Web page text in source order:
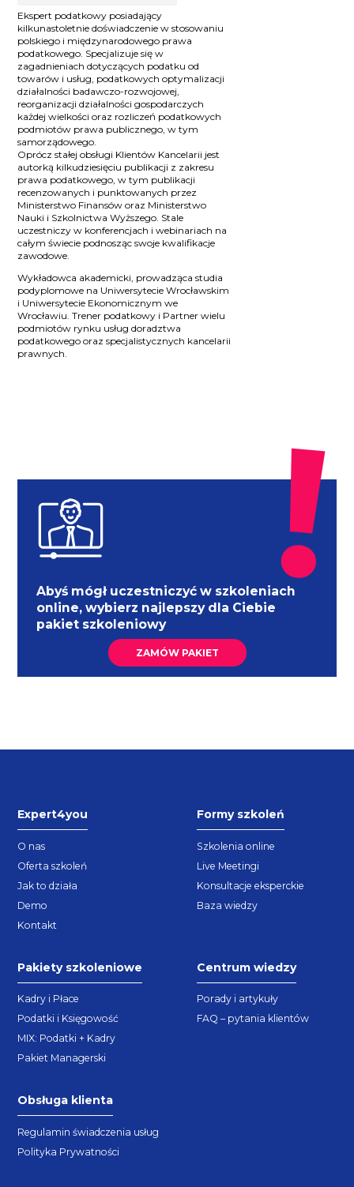
Ekspert podatkowy posiadający
kilkunastoletnie doświadczenie w stosowaniu
polskiego i międzynarodowego prawa
podatkowego. Specjalizuje się w
zagadnieniach dotyczących podatku od
towarów i usług, podatkowych optymalizacji
działalności badawczo-rozwojowej,
reorganizacji działalności gospodarczych
każdej wielkości oraz rozliczeń podatkowych
podmiotów prawa publicznego, w tym
samorządowego.
Oprócz stałej obsługi Klientów Kancelarii jest
autorką kilkudziesięciu publikacji z zakresu
prawa podatkowego, w tym publikacji
recenzowanych i punktowanych przez
Ministerstwo Finansów oraz Ministerstwo
Nauki i Szkolnictwa Wyższego. Stale
uczestniczy w konferencjach i webinariach na
całym świecie podnosząc swoje kwalifikacje
zawodowe.
Wykładowca akademicki, prowadząca studia
podyplomowe na Uniwersytecie Wrocławskim
i Uniwersytecie Ekonomicznym we
Wrocławiu. Trener podatkowy i Partner wielu
podmiotów rynku usług doradztwa
podatkowego oraz specjalistycznych kancelarii
prawnych.
Abyś mógł uczestniczyć w szkoleniach
online, wybierz najlepszy dla Ciebie
pakiet szkoleniowy
ZAMÓW PAKIET
Expert4you
O nas
Oferta szkoleń
Jak to działa
Demo
Kontakt
Formy szkoleń
Szkolenia online
Live Meetingi
Konsultacje eksperckie
Baza wiedzy
Pakiety szkoleniowe
Kadry i Płace
Podatki i Księgowość
MIX: Podatki + Kadry
Pakiet Managerski
Centrum wiedzy
Porady i artykuły
FAQ – pytania klientów
Obsługa klienta
Regulamin świadczenia usług
Polityka Prywatności